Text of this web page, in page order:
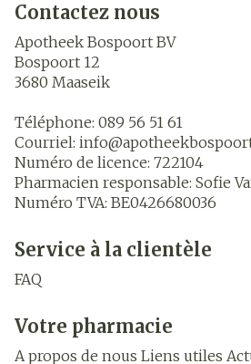
Contactez nous
Apotheek Bospoort BV
Bospoort 12
3680 Maaseik
Téléphone: 089 56 51 61
Courriel: info@
Numéro de licence: 722104
Pharmacien responsable: Sofie
Numéro TVA: BE0426680036
Service à la clientèle
FAQ
Votre pharmacie
A propos de nous Liens utiles